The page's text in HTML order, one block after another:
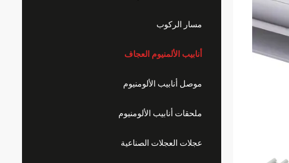
مسار الركوب
أنابيب الألمنيوم العجاف
موصل أنابيب الألومنيوم
ملحقات أنابيب الألومنيوم
عجلات العجلات الصناعية